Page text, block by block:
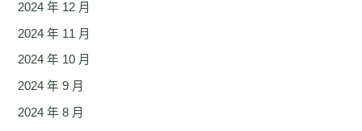
2024 年 12 月
2024 年 11 月
2024 年 10 月
2024 年 9 月
2024 年 8 月